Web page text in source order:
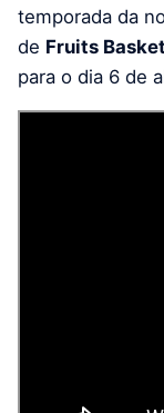
temporada da
de Fruits Basket
para o dia 6 de